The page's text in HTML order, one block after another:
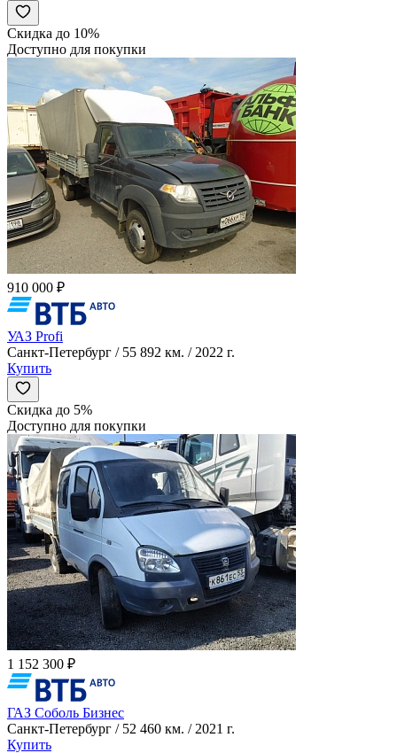
Скидка до 10%
Доступно для покупки
910 000 ₽
УАЗ Profi
Санкт-Петербург / 55 892 км. / 2022 г.
Купить
Скидка до 5%
Доступно для покупки
1 152 300 ₽
ГАЗ Соболь Бизнес
Санкт-Петербург / 52 460 км. / 2021 г.
Купить